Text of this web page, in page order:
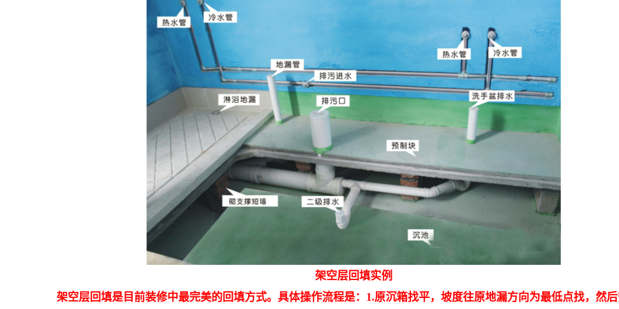
架空层回填实例
架空层回填是目前装修中最完美的回填方式。具体操作流程是：1.原沉箱找平，坡度往原地漏方向为最低点找，然